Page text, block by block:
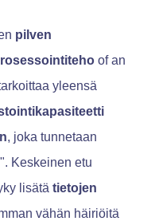
pilven
of an
yleensä
, joka tunnetaan
Keskeinen etu
lisätä tietojen
vähän häiriöitä